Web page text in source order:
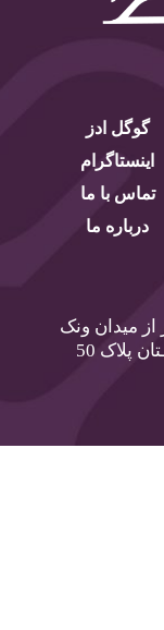
گوگل ادز
اینستاگرام
تماس با ما
درباره ما
از میدان ونک
پلاک 50